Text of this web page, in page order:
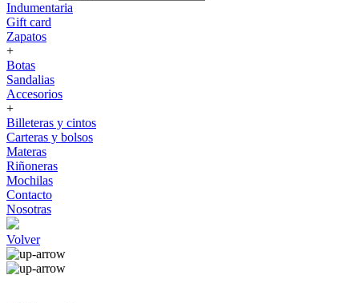
Indumentaria
Gift card
Zapatos
+
Botas
Sandalias
Accesorios
+
Billeteras y cintos
Carteras y bolsos
Materas
Riñoneras
Mochilas
Contacto
Nosotras
Volver